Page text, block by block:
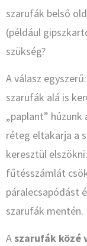
szarufák belső
(például
szükség?
A válasz
szarufák alá is
„paplant”
réteg eltakarja a
keresztül
fűtésszámlát
páralecsapódást
szarufák mentén.
Aszarufák közé